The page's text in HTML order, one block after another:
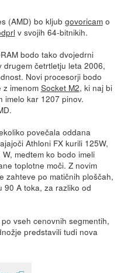
(AMD) bo kljub govoricamo
v svojih 64-bitnikih.
bodo tako dvojedrni
četrtletju leta 2006,
Novi procesorji bodo
imenom Socket M2, ki naj bi
imelo kar 1207 pinov.
povečala oddana
Athloni FX kurili 125W,
medtem ko bodo imeli
toplotne moči. Z novim
zahteve po matičnih ploščah,
90 A toka, za razliko od
vseh cenovnih segmentih,
predstavili tudi nova